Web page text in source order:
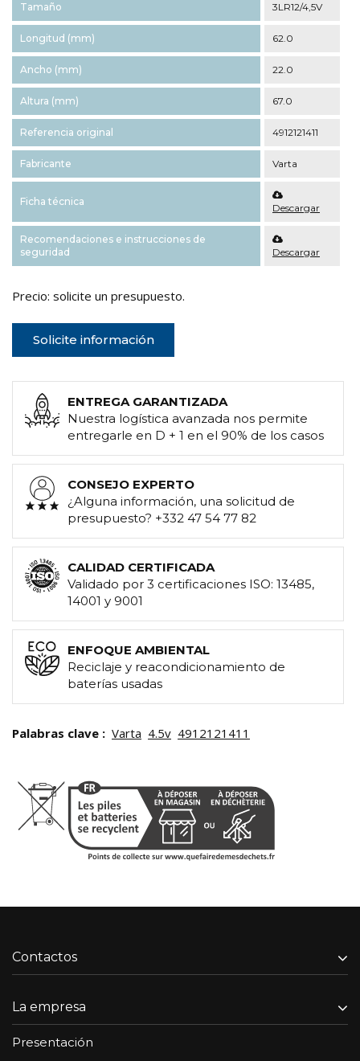
Tamaño 3LR12/4,5V
Longitud (mm) 62.0
Ancho (mm) 22.0
Altura (mm) 67.0
Referencia original 4912121411
Fabricante Varta
Ficha técnica
Descargar
Recomendaciones e instrucciones de
seguridad
Descargar
Precio: solicite un presupuesto.
Solicite información
ENTREGA GARANTIZADA
Nuestra logística avanzada nos permite
entregarle en D + 1 en el 90% de los casos
CONSEJO EXPERTO
¿Alguna información, una solicitud de
presupuesto? +332 47 54 77 82
CALIDAD CERTIFICADA
Validado por 3 certificaciones ISO: 13485,
14001 y 9001
ENFOQUE AMBIENTAL
Reciclaje y reacondicionamiento de
baterías usadas
Palabras clave : Varta 4.5v 4912121411
Contactos
La empresa
Presentación